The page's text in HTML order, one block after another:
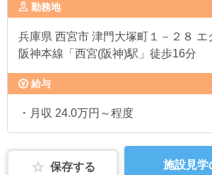
勤務地
兵庫県 西宮市 津門大塚町１－２８ エ
阪神本線「西宮(阪神)駅」徒歩16分
給与
・月収 24.0万円～程度
保存する 施設見学